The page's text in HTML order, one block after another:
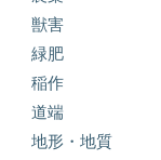
獣害
緑肥
稲作
道端
地形・地質